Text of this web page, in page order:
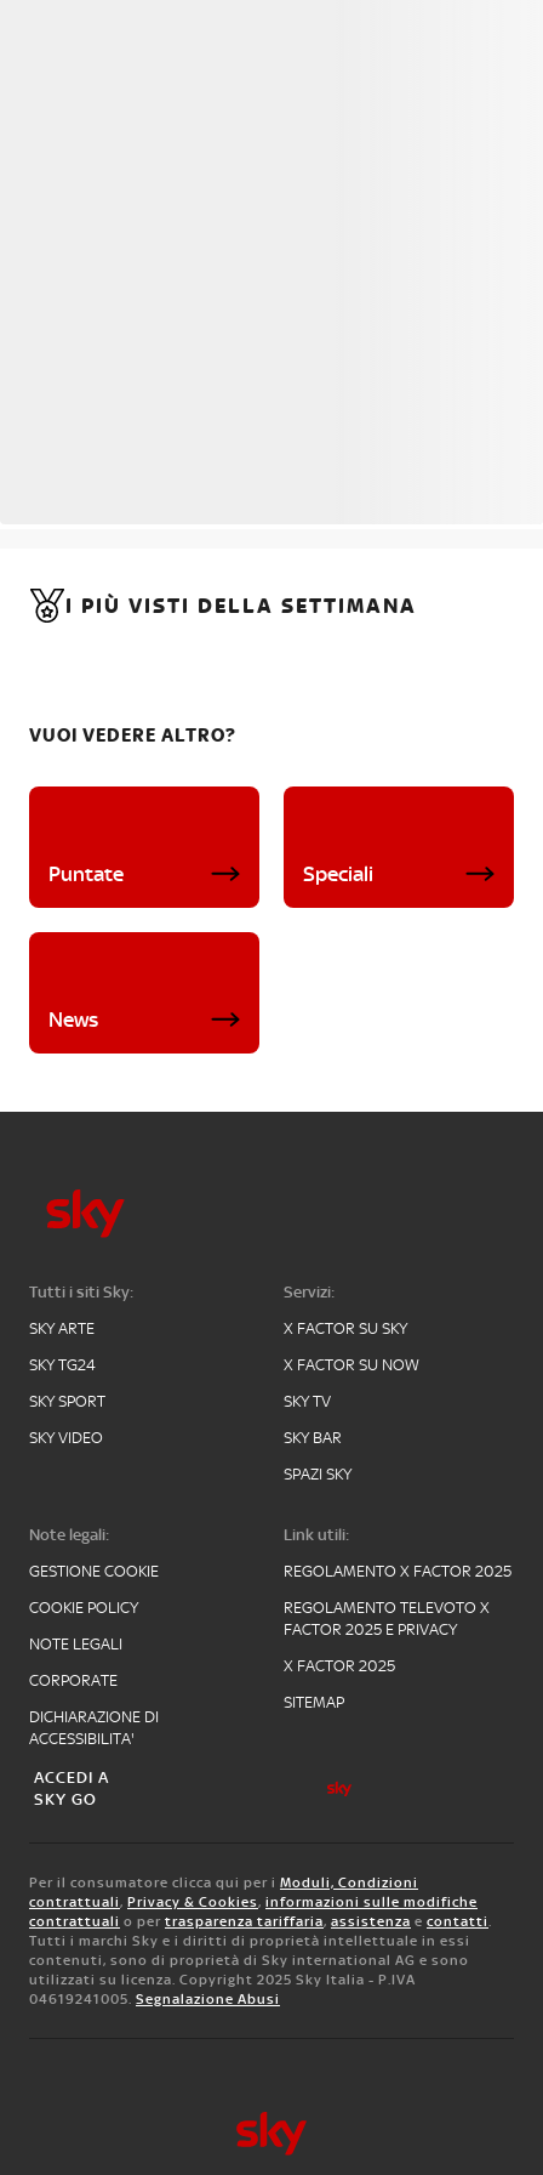
I PIÙ VISTI DELLA SETTIMANA
VUOI VEDERE ALTRO?
Puntate Speciali
News
Tutti i siti Sky:
SKY ARTE
SKY TG24
SKY SPORT
SKY VIDEO
Servizi:
X FACTOR SU SKY
X FACTOR SU NOW
SKY TV
SKY BAR
SPAZI SKY
Note legali:
GESTIONE COOKIE
COOKIE POLICY
NOTE LEGALI
CORPORATE
DICHIARAZIONE DI
ACCESSIBILITA'
Link utili:
REGOLAMENTO X FACTOR 2025
REGOLAMENTO TELEVOTO X
FACTOR 2025 E PRIVACY
X FACTOR 2025
SITEMAP
ACCEDI A
SKY GO
Per il consumatore clicca qui per i Moduli, Condizioni
contrattuali, Privacy & Cookies, informazioni sulle modifiche
contrattuali o per trasparenza tariffaria, assistenza e contatti.
Tutti i marchi Sky e i diritti di proprietà intellettuale in essi
contenuti, sono di proprietà di Sky international AG e sono
utilizzati su licenza. Copyright 2025 Sky Italia - P.IVA
04619241005. Segnalazione Abusi